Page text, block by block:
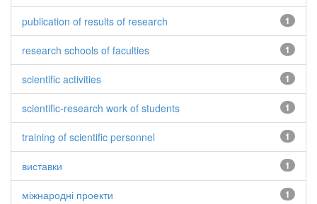
1
publication of results of research
1
research schools of faculties
1
scientific activities
1
scientific-research work of students
1
training of scientific personnel
1
виставки
1
міжнародні проекти